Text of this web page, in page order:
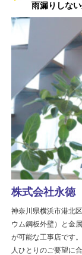
雨漏りしな
株式会社永徳
神奈川県横浜市港北
ウム鋼板外壁）と金
が可能な工事店です
人ひとりのご要望に